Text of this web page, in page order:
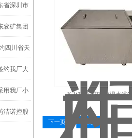
省深圳市
衮矿集团
四川省天
约我厂大
用我厂小
洁诺控股
K-WHS沈阳市恒温水浴
下一页 末页